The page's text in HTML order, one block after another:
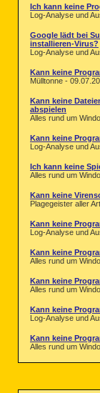
Ich kann keine
Log-Analyse und
Google lädt bei
installieren-Virus?
Log-Analyse und
Kann keine
Mülltonne -
Kann keine
abspielen
Alles rund um
Kann keine
Log-Analyse und
Ich kann keine
Alles rund um
Kann keine
Plagegeister aller
Kann keine
Log-Analyse und
Kann keine
Alles rund um
Kann keine
Alles rund um
Kann keine
Log-Analyse und
Kann keine
Alles rund um